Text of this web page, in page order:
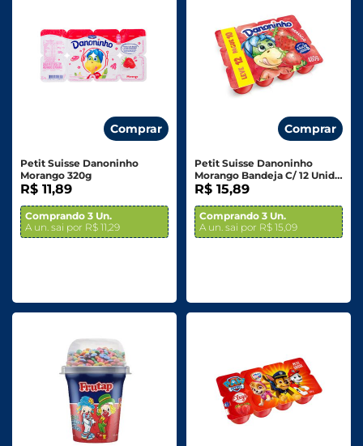
Comprar
Petit Suisse Danoninho
Morango 320g
R$ 11,89
Comprando 3 Un.
A un. sai por R$ 11,29
Comprar
Petit Suisse Danoninho
Morango Bandeja C/ 12 Unid.
480g
R$ 15,89
Comprando 3 Un.
A un. sai por R$ 15,09